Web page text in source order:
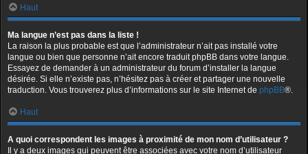
Haut
Ma langue n’est pas dans la liste !
La raison la plus probable est que l’administrateur n’ait pas installé votre
langue ou bien que personne n’ait encore traduit phpBB dans votre langue.
Essayez de demander à un administrateur du forum d’installer la langue
désirée. Si elle n’existe pas, n’hésitez pas à créer et partager une nouvelle
traduction. Vous trouverez plus d’informations sur le site Internet de phpBB®.
Haut
A quoi correspondent les images à proximité de mon nom d’utilisateur ?
Il y a deux images qui peuvent être associées avec votre nom d’utilisateur